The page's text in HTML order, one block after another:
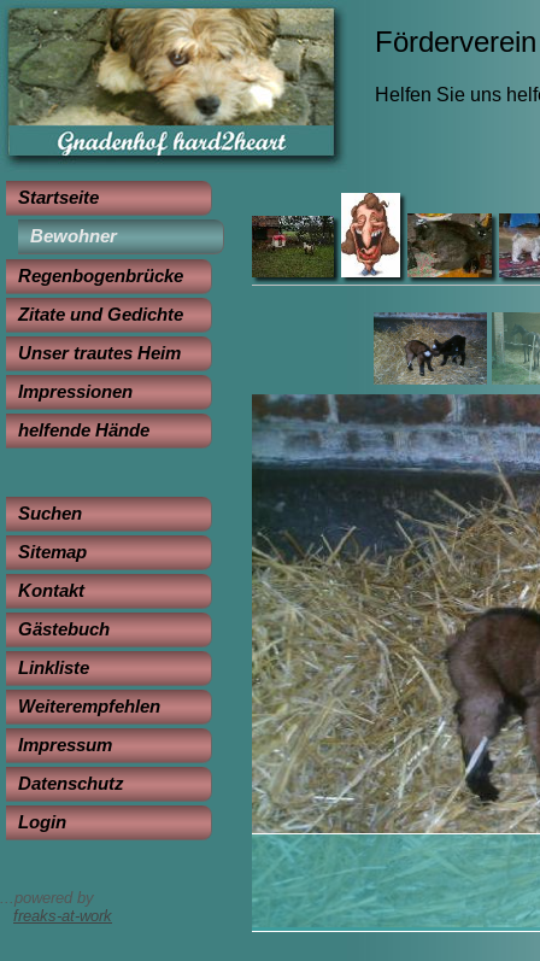
Helfen Sie uns
Startseite
Bewohner
Regenbogenbrücke
Zitate und Gedichte
Unser trautes Heim
Impressionen
helfende Hände
Suchen
Sitemap
Kontakt
Gästebuch
Linkliste
Weiterempfehlen
Impressum
Datenschutz
Login
...powered by
freaks-at-work